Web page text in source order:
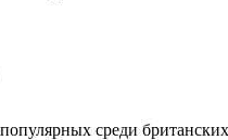
среди британских